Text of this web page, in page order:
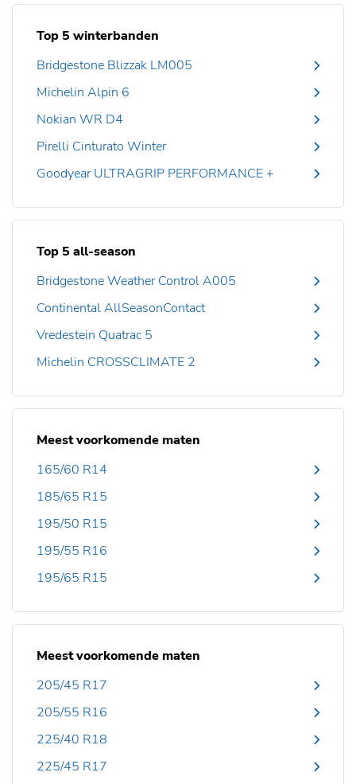
Top 5 winterbanden
Bridgestone Blizzak LM005
Michelin Alpin 6
Nokian WR D4
Pirelli Cinturato Winter
Goodyear ULTRAGRIP PERFORMANCE +
Top 5 all-season
Bridgestone Weather Control A005
Continental AllSeasonContact
Vredestein Quatrac 5
Michelin CROSSCLIMATE 2
Meest voorkomende maten
165/60 R14
185/65 R15
195/50 R15
195/55 R16
195/65 R15
Meest voorkomende maten
205/45 R17
205/55 R16
225/40 R18
225/45 R17